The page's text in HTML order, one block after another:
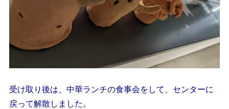
受け取り後は、中華ランチの食事会をして、センターに
戻って解散しました。